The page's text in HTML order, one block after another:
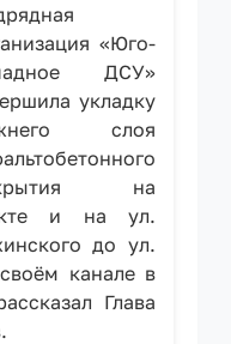
«Юго-
ДСУ»
укладку
слоя
на
и на ул.
до ул.
канале в
Глава